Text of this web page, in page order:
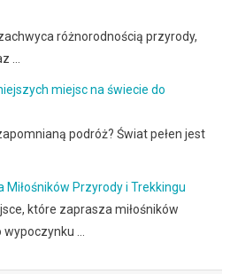
różnorodnością przyrody,
…
miejsc na świecie do
podróż? Świat pełen jest
Miłośników Przyrody i Trekkingu
które zaprasza miłośników
…